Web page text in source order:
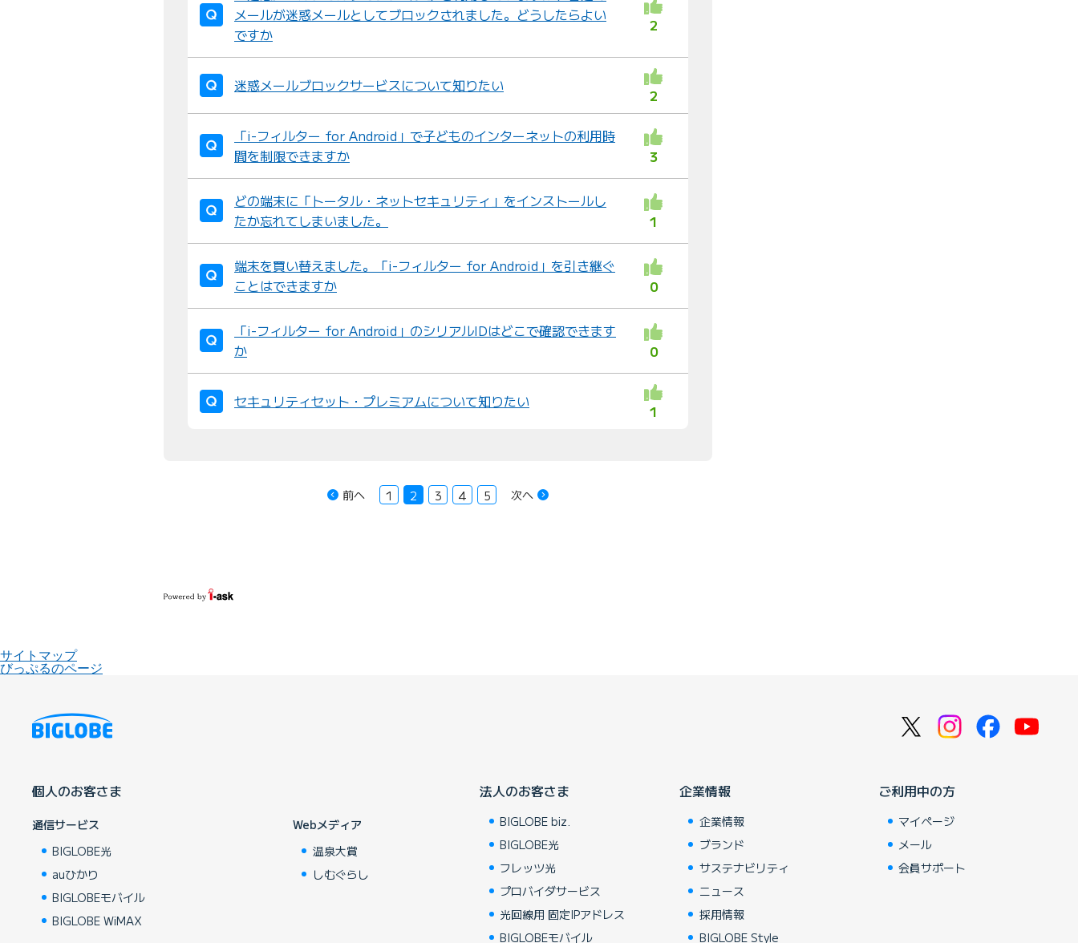
メールが迷惑メールとしてブロックされました。どうしたらよい
ですか
2
迷惑メールブロックサービスについて知りたい
2
「i-フィルター for Android」で子どものインターネットの利用時
間を制限できますか
3
どの端末に「トータル・ネットセキュリティ」をインストールし
たか忘れてしまいました。
1
端末を買い替えました。「i-フィルター for Android」を引き継ぐ
ことはできますか
0
「i-フィルター for Android」のシリアルIDはどこで確認できます
か
0
セキュリティセット・プレミアムについて知りたい
1
前へ 1 2 3 4 5 次へ
サイトマップ
びっぷるのページ
個人のお客さま
通信サービス
BIGLOBE光
auひかり
BIGLOBEモバイル
BIGLOBE WiMAX
Webメディア
温泉大賞
しむぐらし
法人のお客さま
BIGLOBE biz.
BIGLOBE光
フレッツ光
プロバイダサービス
光回線用 固定IPアドレス
BIGLOBEモバイル
企業情報
企業情報
ブランド
サステナビリティ
ニュース
採用情報
BIGLOBE Style
ご利用中の方
マイページ
メール
会員サポート